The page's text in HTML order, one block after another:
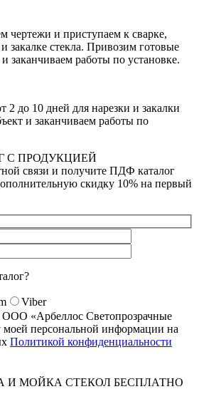
чертежи и приступаем к сварке,
закалке стекла. Привозим готовые
заканчиваем работы по установке.
2 до 10 дней для нарезки и закалки
и заканчиваем работы по
С ПРОДУКЦИЕЙ
связи и получите ПДФ каталог
скидку 10% на первый
Viber
ООО «Арбеллос Светопрозрачные
моей персональной информации на
Политикой конфиденциальности
И МОЙКА СТЕКОЛ БЕСПЛАТНО